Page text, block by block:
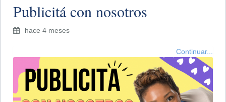
Publicitá con nosotros
hace 4 meses
Continuar...